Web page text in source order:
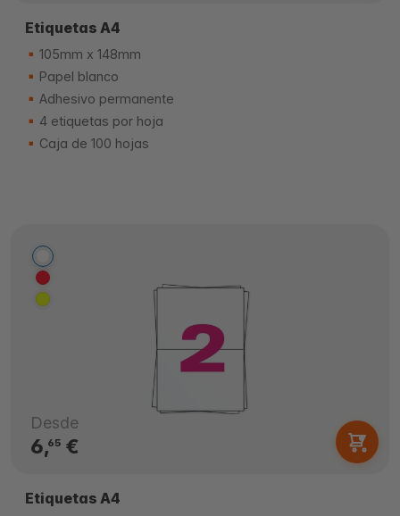
Etiquetas A4
105mm x 148mm
Papel blanco
Adhesivo permanente
4 etiquetas por hoja
Caja de 100 hojas
Desde
6,65€
Etiquetas A4